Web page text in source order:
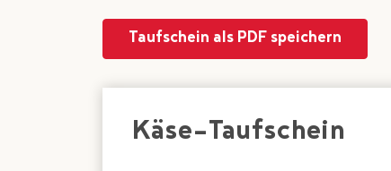
Taufschein als PDF speichern
Käse-Taufschein